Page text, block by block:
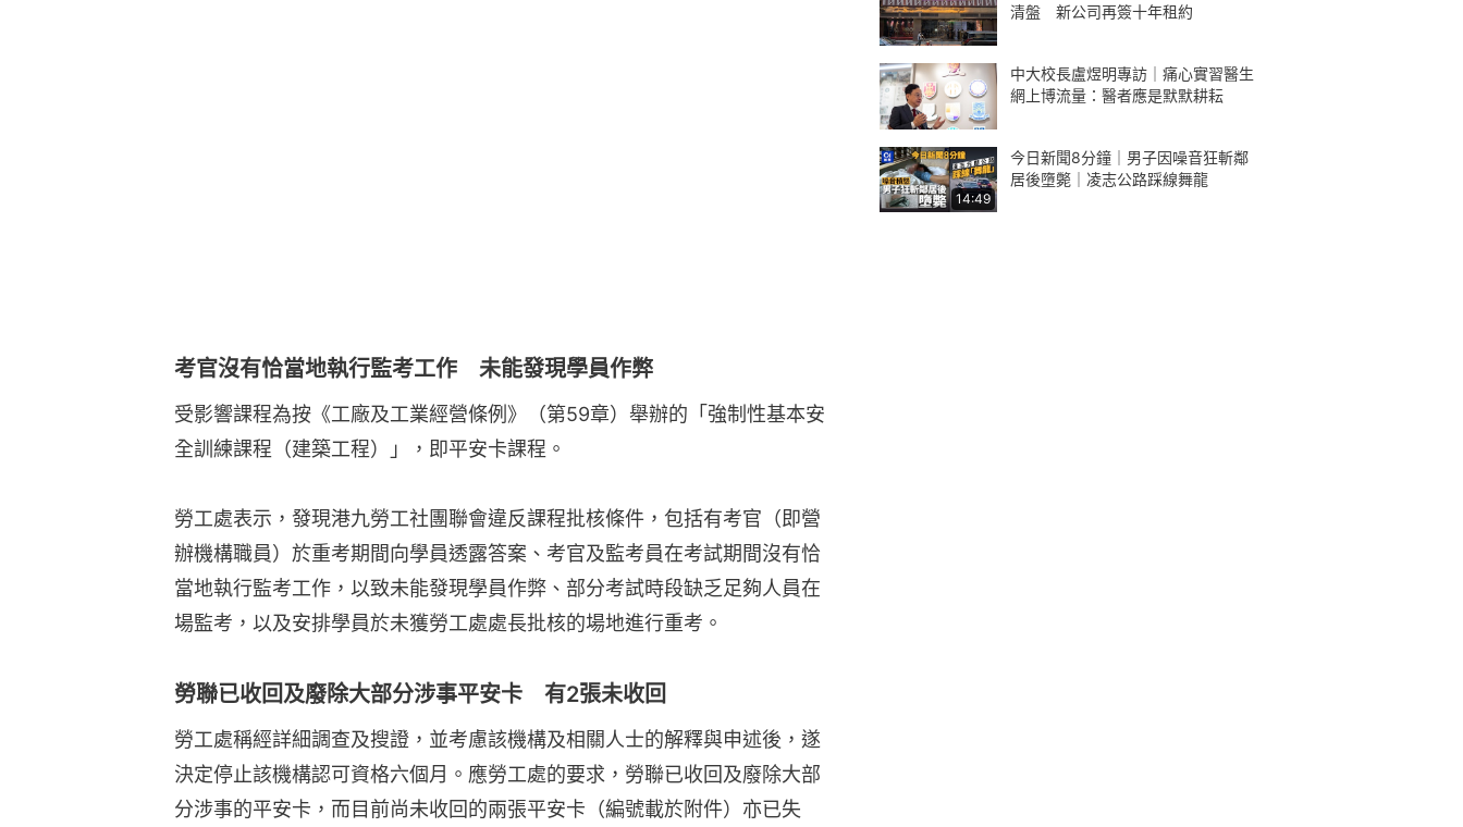
考官沒有恰當地執行監考工作 未能發現學員作弊
受影響課程為按《工廠及工業經營條例》（第59章）舉辦的「強制性基本安
全訓練課程（建築工程）」，即平安卡課程。
勞工處表示，發現港九勞工社團聯會違反課程批核條件，包括有考官（即營
辦機構職員）於重考期間向學員透露答案、考官及監考員在考試期間沒有恰
當地執行監考工作，以致未能發現學員作弊、部分考試時段缺乏足夠人員在
場監考，以及安排學員於未獲勞工處處長批核的場地進行重考。
勞聯已收回及廢除大部分涉事平安卡 有2張未收回
勞工處稱經詳細調查及搜證，並考慮該機構及相關人士的解釋與申述後，遂
決定停止該機構認可資格六個月。應勞工處的要求，勞聯已收回及廢除大部
分涉事的平安卡，而目前尚未收回的兩張平安卡（編號載於附件）亦已失
清盤 新公司再簽十年租約
中大校長盧煜明專訪｜痛心實習醫生
網上博流量：醫者應是默默耕耘
14:49
今日新聞8分鐘｜男子因噪音狂斬鄰
居後墮斃｜凌志公路踩線舞龍